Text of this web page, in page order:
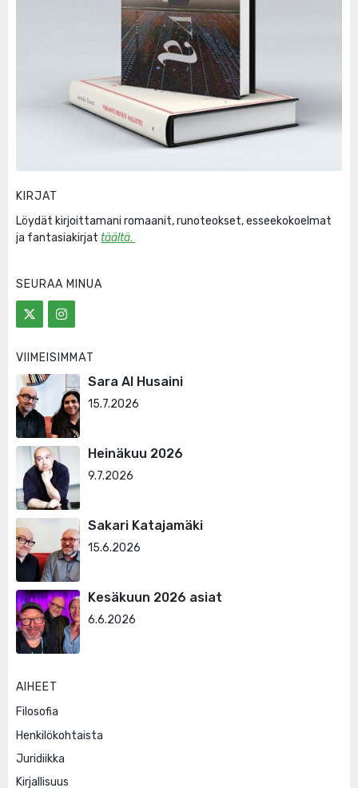
KIRJAT
Löydät kirjoittamani romaanit, runoteokset, esseekokoelmat
ja fantasiakirjat täältä.
SEURAA MINUA
VIIMEISIMMÄT
Sara Al Husaini
15.7.2026
Heinäkuu 2026
9.7.2026
Sakari Katajamäki
15.6.2026
Kesäkuun 2026 asiat
6.6.2026
AIHEET
Filosofia
Henkilökohtaista
Juridiikka
Kirjallisuus